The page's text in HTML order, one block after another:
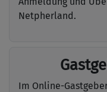
Netpherland.
Im Online-